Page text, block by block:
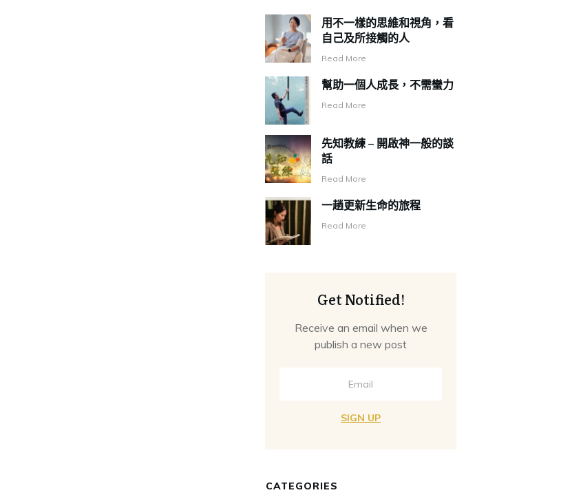
用不一樣的思維和視角，看
自己及所接觸的人
Read More
幫助一個人成長，不需蠻力
Read More
先知教練 – 開啟神一般的談
話
Read More
一趟更新生命的旅程
Read More
Get Notified!
Receive an email when we
publish a new post
SIGN UP
CATEGORIES